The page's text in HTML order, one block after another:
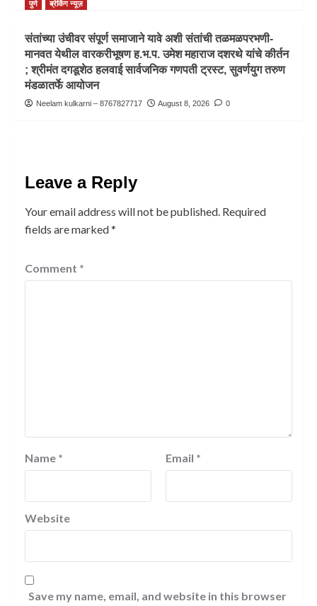
पुणे ब्रेकिंग न्यूज़
संतांच्या उंचीवर संपूर्ण समाजाने यावे अशी संतांची तळमळपरभणी-
मानवत येथील वारकरीभूषण ह.भ.प. उमेश महाराज दशरथे यांचे कीर्तन
; श्रीमंत दगडूशेठ हलवाई सार्वजनिक गणपती ट्रस्ट, सुवर्णयुग तरुण
मंडळातर्फे आयोजन
Neelam kulkarni – 8767827717 August 8, 2026 0
Leave a Reply
Your email address will not be published. Required
fields are marked*
Comment *
Name * Email *
Website
Save my name, email, and website in this browser